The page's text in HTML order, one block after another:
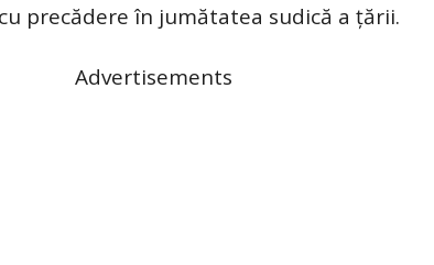
precădere în jumătatea sudică a țării.
Advertisements